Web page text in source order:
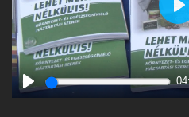
Play